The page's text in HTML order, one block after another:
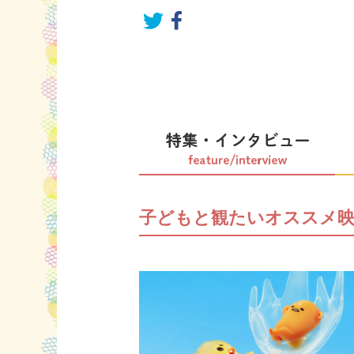
子どもと観たいオススメ